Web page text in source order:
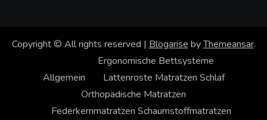
Copyright © All rights reserved | Blogarise byThemeansar.
Allgemein
Ergonomische Bettsysteme
Lattenroste Matratzen Schlaf
Orthopädische Matratzen
Federkernmatratzen Schaumstoffmatratzen